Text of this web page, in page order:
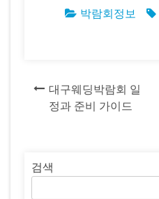
박람회정보
글
색
대구웨딩박람회 일
정과 준비 가이드
검색